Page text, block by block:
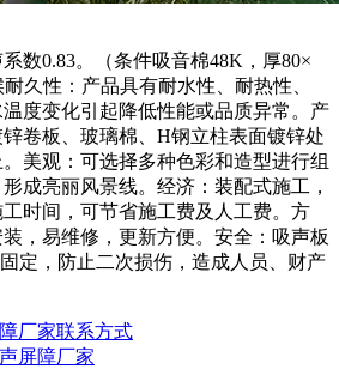
数0.83。（条件吸音棉48K，厚80×
久性：产品具有耐水性、耐热性、
度变化引起降低性能或品质异常。产
卷板、玻璃棉、H钢立柱表面镀锌处
美观：可选择多种色彩和造型进行组
成亮丽风景线。经济：装配式施工，
时间，可节省施工费及人工费。方
，易维修，更新方便。安全：吸声板
定，防止二次损伤，造成人员、财产
厂家联系方式
屏障厂家